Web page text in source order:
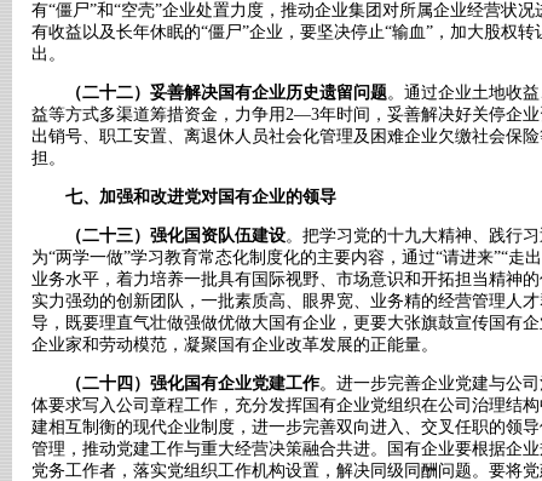
有“僵尸”和“空壳”企业处置力度，推动企业集团对所属企业经营状
有收益以及长年休眠的“僵尸”企业，要坚决停止“输血”，加大股权
出。
（二十二）妥善解决国有企业历史遗留问题。通过企业土地收
益等方式多渠道筹措资金，力争用2—3年时间，妥善解决好关停企
出销号、职工安置、离退休人员社会化管理及困难企业欠缴社会保
担。
七、加强和改进党对国有企业的领导
（二十三）强化国资队伍建设。把学习党的十九大精神、践行
为“两学一做”学习教育常态化制度化的主要内容，通过“请进来”“走
业务水平，着力培养一批具有国际视野、市场意识和开拓担当精神
实力强劲的创新团队，一批素质高、眼界宽、业务精的经营管理人
导，既要理直气壮做强做优做大国有企业，更要大张旗鼓宣传国有
企业家和劳动模范，凝聚国有企业改革发展的正能量。
（二十四）强化国有企业党建工作。进一步完善企业党建与公
体要求写入公司章程工作，充分发挥国有企业党组织在公司治理结
建相互制衡的现代企业制度，进一步完善双向进入、交叉任职的领
管理，推动党建工作与重大经营决策融合共进。国有企业要根据企
党务工作者，落实党组织工作机构设置，解决同级同酬问题。要将